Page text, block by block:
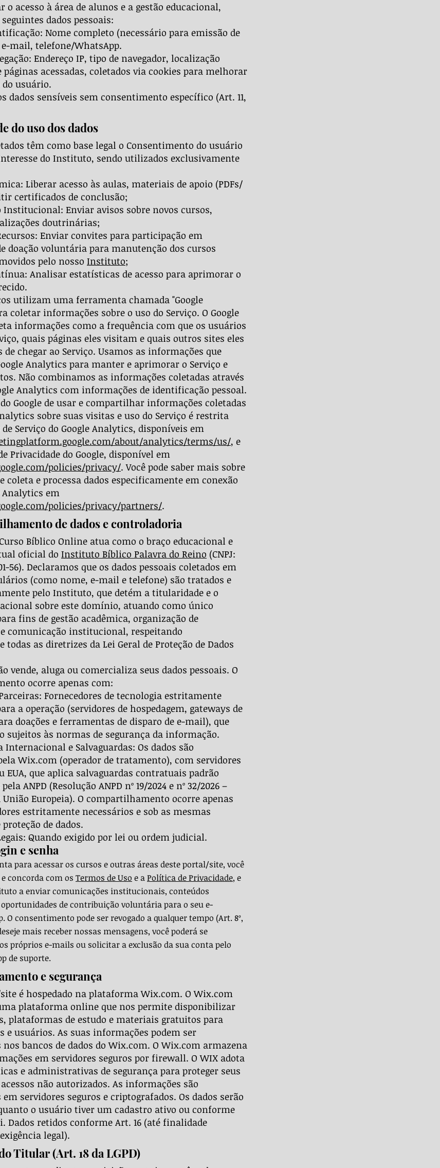
o acesso à área de alunos e a gestão educacional,
dados pessoais:
Nome completo (necessário para emissão de
mail, telefone/WhatsApp.
Endereço IP, tipo de navegador, localização
páginas acessadas, coletados via cookies para melhorar
usuário.
dados sensíveis sem consentimento específico (Art. 11,
do uso dos dados
têm como base legal o Consentimento do usuário
do Instituto, sendo utilizados exclusivamente
Liberar acesso às aulas, materiais de apoio (PDFs/
certificados de conclusão;
Institucional: Enviar avisos sobre novos cursos,
doutrinárias;
Enviar convites para participação em
doação voluntária para manutenção dos cursos
pelo nosso Instituto;
Analisar estatísticas de acesso para aprimorar o
utilizam uma ferramenta chamada "Google
coletar informações sobre o uso do Serviço. O Google
informações como a frequência com que os usuários
quais páginas eles visitam e quais outros sites eles
chegar ao Serviço. Usamos as informações que
Analytics para manter e aprimorar o Serviço e
Não combinamos as informações coletadas através
Analytics com informações de identificação pessoal.
Google de usar e compartilhar informações coletadas
sobre suas visitas e uso do Serviço é restrita
Serviço do Google Analytics, disponíveis em
about/analytics/terms/us/, e
Privacidade do Google, disponível em
policies/privacy/. Você pode saber mais sobre
coleta e processa dados especificamente em conexão
Analytics em
policies/privacy/partners/.
de dados e controladoria
Bíblico Online atua como o braço educacional e
oficial do Instituto Bíblico Palavra do Reino (CNPJ:
56). Declaramos que os dados pessoais coletados em
(como nome, e-mail e telefone) são tratados e
pelo Instituto, que detém a titularidade e o
sobre este domínio, atuando como único
fins de gestão acadêmica, organização de
comunicação institucional, respeitando
as diretrizes da Lei Geral de Proteção de Dados
vende, aluga ou comercializa seus dados pessoais. O
ocorre apenas com:
Fornecedores de tecnologia estritamente
a operação (servidores de hospedagem, gateways de
doações e ferramentas de disparo de e-mail), que
sujeitos às normas de segurança da informação.
Internacional e Salvaguardas: Os dados são
Wix.com (operador de tratamento), com servidores
EUA, que aplica salvaguardas contratuais padrão
ANPD (Resolução ANPD nº 19/2024 e nº 32/2026 –
União Europeia). O compartilhamento ocorre apenas
estritamente necessários e sob as mesmas
de dados.
Quando exigido por lei ou ordem judicial.
e senha
para acessar os cursos e outras áreas deste portal/site, você
concorda com os Termos de Uso e aPolítica de Privacidade, e
a enviar comunicações institucionais, conteúdos
de contribuição voluntária para o seu e-
O consentimento pode ser revogado a qualquer tempo (Art. 8º,
mais receber nossas mensagens, você poderá se
próprios e-mails ou solicitar a exclusão da sua conta pelo
de suporte.
e segurança
é hospedado na plataforma Wix.com. O Wix.com
plataforma online que nos permite disponibilizar
plataformas de estudo e materiais gratuitos para
e usuários. As suas informações podem ser
nos bancos de dados do Wix.com. O Wix.com armazena
em servidores seguros por firewall. O WIX adota
e administrativas de segurança para proteger seus
não autorizados. As informações são
servidores seguros e criptografados. Os dados serão
o usuário tiver um cadastro ativo ou conforme
Dados retidos conforme Art. 16 (até finalidade
legal).
Titular (Art. 18 da LGPD)